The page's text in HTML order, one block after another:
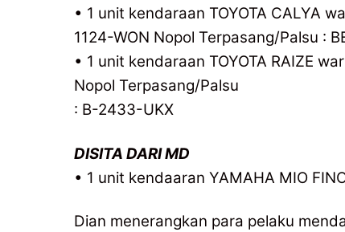
• 1 unit kendaraan TOYOTA CALYA
1124-WON Nopol Terpasang/Palsu :
• 1 unit kendaraan TOYOTA RAIZE
Nopol Terpasang/Palsu
: B-2433-UKX
DISITA DARI MD
• 1 unit kendaaran YAMAHA MIO
Dian menerangkan para pelaku